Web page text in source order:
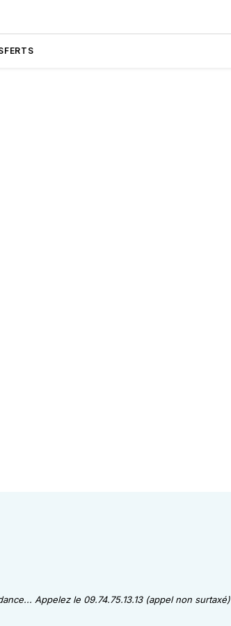
Appelez le 09.74.75.13.13 (appel non surtaxé)